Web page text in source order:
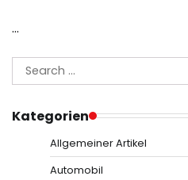
…
Search
for:
Kategorien
Allgemeiner Artikel
Automobil